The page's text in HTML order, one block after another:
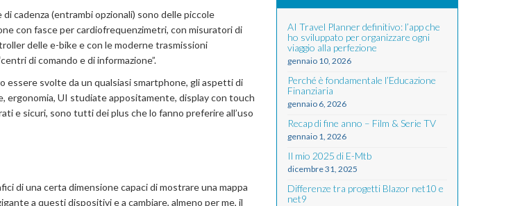
cadenza (entrambi opzionali) sono delle piccole
con fasce per cardiofrequenzimetri, con misuratori di
delle e-bike e con le moderne trasmissioni
di comando e di informazione”.
svolte da un qualsiasi smartphone, gli aspetti di
ergonomia, UI studiate appositamente, display con touch
e sicuri, sono tutti dei plus che lo fanno preferire all’uso
di una certa dimensione capaci di mostrare una mappa
a questi dispositivi e a cambiare, almeno per me, il
AI Travel Planner definitivo: l’app che
ho sviluppato per organizzare ogni
viaggio alla perfezione
gennaio 10, 2026
Perché è fondamentale l’Educazione
Finanziaria
gennaio 6, 2026
Recap di fine anno – Film & Serie TV
gennaio 1, 2026
Il mio 2025 di E-Mtb
dicembre 31, 2025
Differenze tra progetti Blazor net10 e
net9